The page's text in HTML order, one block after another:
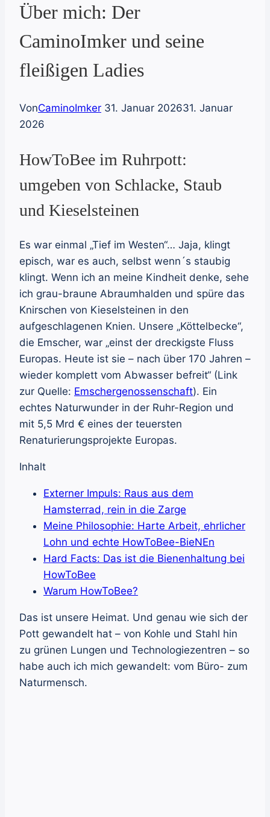
Über mich: Der
CaminoImker und seine
fleißigen Ladies
VonCaminoImker 31. Januar 202631. Januar
2026
HowToBee im Ruhrpott:
umgeben von Schlacke, Staub
und Kieselsteinen
Es war einmal „Tief im Westen“… Jaja, klingt
episch, war es auch, selbst wenn´s staubig
klingt. Wenn ich an meine Kindheit denke, sehe
ich grau-braune Abraumhalden und spüre das
Knirschen von Kieselsteinen in den
aufgeschlagenen Knien. Unsere „Köttelbecke“,
die Emscher, war „einst der dreckigste Fluss
Europas. Heute ist sie – nach über 170 Jahren –
wieder komplett vom Abwasser befreit“ (Link
zur Quelle: Emschergenossenschaft). Ein
echtes Naturwunder in der Ruhr-Region und
mit 5,5 Mrd € eines der teuersten
Renaturierungsprojekte Europas.
Inhalt
Externer Impuls: Raus aus dem
Hamsterrad, rein in die Zarge
Meine Philosophie: Harte Arbeit, ehrlicher
Lohn und echte HowToBee-BieNEn
Hard Facts: Das ist die Bienenhaltung bei
HowToBee
Warum HowToBee?
Das ist unsere Heimat. Und genau wie sich der
Pott gewandelt hat – von Kohle und Stahl hin
zu grünen Lungen und Technologiezentren – so
habe auch ich mich gewandelt: vom Büro- zum
Naturmensch.